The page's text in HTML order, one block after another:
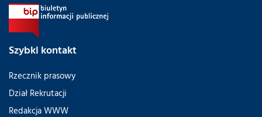
Szybki kontakt
Rzecznik prasowy
Dział Rekrutacji
Redakcja WWW